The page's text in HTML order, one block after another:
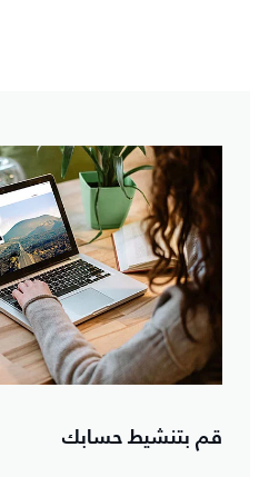
قم بتنشيط حسابك